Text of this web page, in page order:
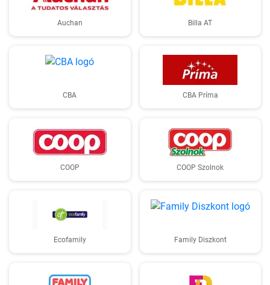
Auchan Billa AT
CBA CBA Príma
COOP COOP Szolnok
Ecofamily Family Diszkont